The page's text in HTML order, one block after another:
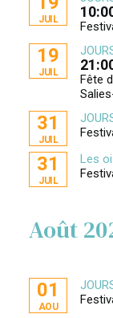
JUIL
19
JUIL
Fête
31
JUIL
31
JUIL
Les
Août
01
AOU